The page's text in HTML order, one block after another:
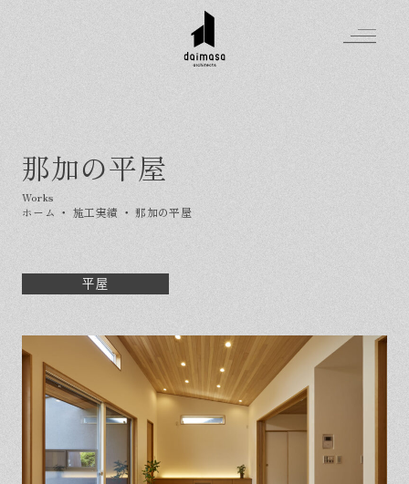
那加の平屋
ホーム ・ 施工実績 ・那加の平屋
平屋
Greeting
はじめましての方へ
Made in DAIMASA
オーダーメイドの住まい
住まいの特性
家づくりの流れ
保証とサポート
施工実績
イベントを探す
気軽に相談会
よくある質問
木材辞典
Topics
イベント
スタッフ紹介
採用情報
資料請求
お問い合わせ